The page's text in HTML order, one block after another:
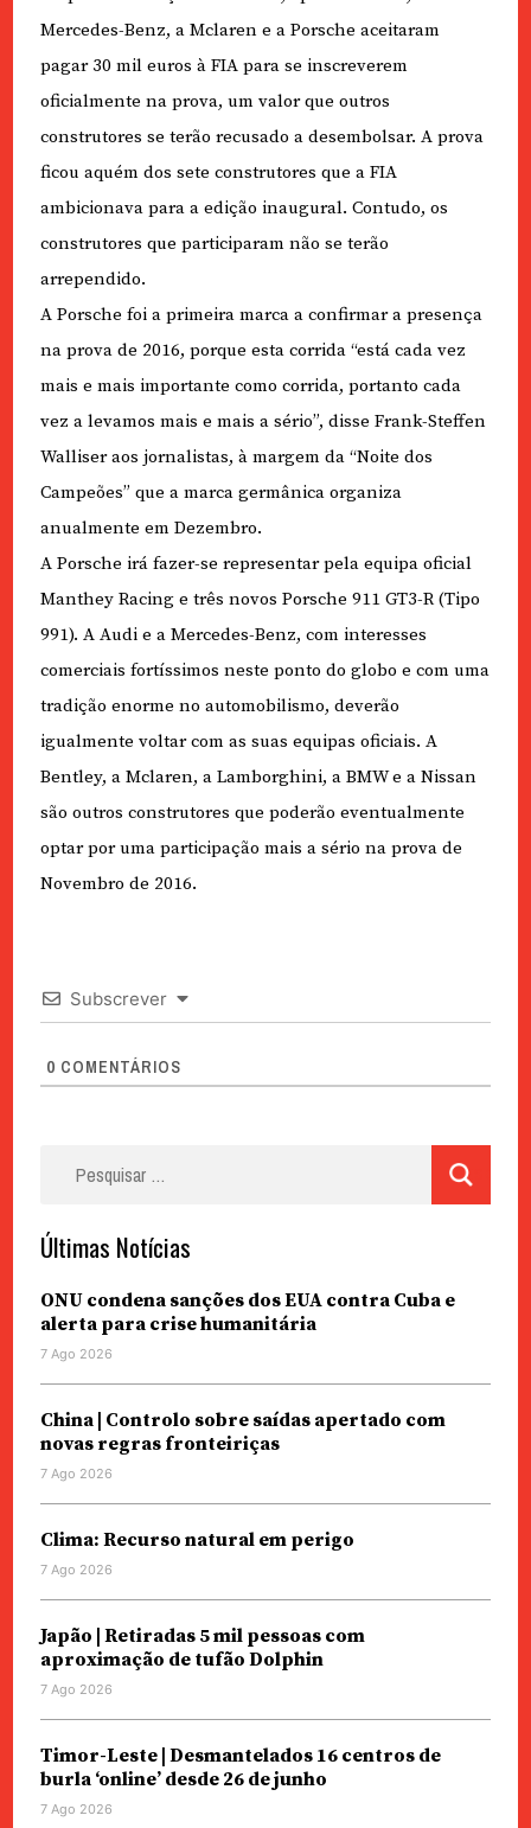
Mercedes-Benz, a Mclaren e a Porsche aceitaram
pagar 30 mil euros à FIA para se inscreverem
oficialmente na prova, um valor que outros
construtores se terão recusado a desembolsar. A prova
ficou aquém dos sete construtores que a FIA
ambicionava para a edição inaugural. Contudo, os
construtores que participaram não se terão
arrependido.
A Porsche foi a primeira marca a confirmar a presença
na prova de 2016, porque esta corrida “está cada vez
mais e mais importante como corrida, portanto cada
vez a levamos mais e mais a sério”, disse Frank-Steffen
Walliser aos jornalistas, à margem da “Noite dos
Campeões” que a marca germânica organiza
anualmente em Dezembro.
A Porsche irá fazer-se representar pela equipa oficial
Manthey Racing e três novos Porsche 911 GT3-R (Tipo
991). A Audi e a Mercedes-Benz, com interesses
comerciais fortíssimos neste ponto do globo e com uma
tradição enorme no automobilismo, deverão
igualmente voltar com as suas equipas oficiais. A
Bentley, a Mclaren, a Lamborghini, a BMW e a Nissan
são outros construtores que poderão eventualmente
optar por uma participação mais a sério na prova de
Novembro de 2016.
Subscrever
0 COMENTÁRIOS
Últimas Notícias
ONU condena sanções dos EUA contra Cuba e
alerta para crise humanitária
7 Ago 2026
China | Controlo sobre saídas apertado com
novas regras fronteiriças
7 Ago 2026
Clima: Recurso natural em perigo
7 Ago 2026
Japão | Retiradas 5 mil pessoas com
aproximação de tufão Dolphin
7 Ago 2026
Timor-Leste | Desmantelados 16 centros de
burla ‘online’ desde 26 de junho
7 Ago 2026